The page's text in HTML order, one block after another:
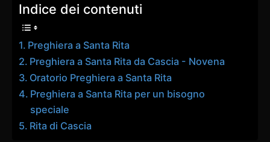
Indice dei contenuti
Preghiera a Santa Rita
Preghiera a Santa Rita da Cascia - Novena
Oratorio Preghiera a Santa Rita
Preghiera a Santa Rita per un bisogno
speciale
Rita di Cascia